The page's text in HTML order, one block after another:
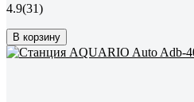
4.9(31)
В корзину